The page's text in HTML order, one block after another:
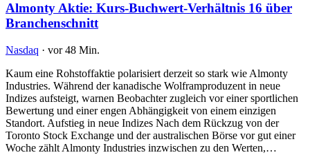
Almonty Aktie: Kurs-Buchwert-Verhältnis 16 über
Branchenschnitt
Nasdaq · vor 48 Min.
Kaum eine Rohstoffaktie polarisiert derzeit so stark wie Almonty
Industries. Während der kanadische Wolframproduzent in neue
Indizes aufsteigt, warnen Beobachter zugleich vor einer sportlichen
Bewertung und einer engen Abhängigkeit von einem einzigen
Standort. Aufstieg in neue Indizes Nach dem Rückzug von der
Toronto Stock Exchange und der australischen Börse vor gut einer
Woche zählt Almonty Industries inzwischen zu den Werten,…